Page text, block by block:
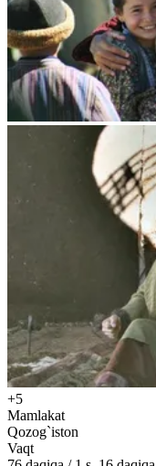
+5
Mamlakat
Qozog`iston
Vaqt